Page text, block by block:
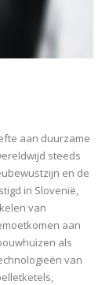
aan duurzame
steeds
en de
in Slovenië,
van
aan
als
van